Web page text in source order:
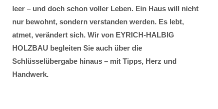
leer – und doch schon voller Leben. Ein Haus will nicht
nur bewohnt, sondern verstanden werden. Es lebt,
atmet, verändert sich. Wir von EYRICH-HALBIG
HOLZBAU begleiten Sie auch über die
Schlüsselübergabe hinaus – mit Tipps, Herz und
Handwerk.